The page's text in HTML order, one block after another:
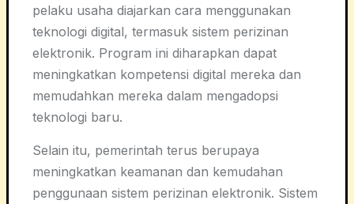
pelaku usaha diajarkan cara menggunakan
teknologi digital, termasuk sistem perizinan
elektronik. Program ini diharapkan dapat
meningkatkan kompetensi digital mereka dan
memudahkan mereka dalam mengadopsi
teknologi baru.
Selain itu, pemerintah terus berupaya
meningkatkan keamanan dan kemudahan
penggunaan sistem perizinan elektronik. Sistem